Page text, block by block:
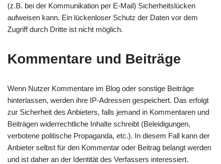
(z.B. bei der Kommunikation per E-Mail) Sicherheitslücken
aufweisen kann. Ein lückenloser Schutz der Daten vor dem
Zugriff durch Dritte ist nicht möglich.
Kommentare und Beiträge
Wenn Nutzer Kommentare im Blog oder sonstige Beiträge
hinterlassen, werden ihre IP-Adressen gespeichert. Das erfolgt
zur Sicherheit des Anbieters, falls jemand in Kommentaren und
Beiträgen widerrechtliche Inhalte schreibt (Beleidigungen,
verbotene politische Propaganda, etc.). In diesem Fall kann der
Anbieter selbst für den Kommentar oder Beitrag belangt werden
und ist daher an der Identität des Verfassers interessiert.